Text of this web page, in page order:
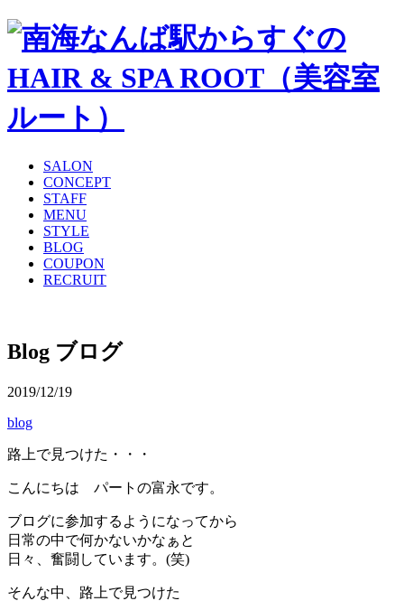
SALON
CONCEPT
STAFF
MENU
STYLE
BLOG
COUPON
RECRUIT
Blog ブログ
2019/12/19
blog
路上で見つけた・・・
こんにちは パートの富永です。
ブログに参加するようになってから
日常の中で何かないかなぁと
日々、奮闘しています。 (笑)
そんな中、路上で見つけた